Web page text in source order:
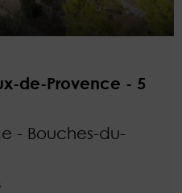
de-Provence - 5
- Bouches-du-